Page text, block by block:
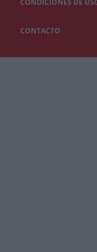
CONTACTO